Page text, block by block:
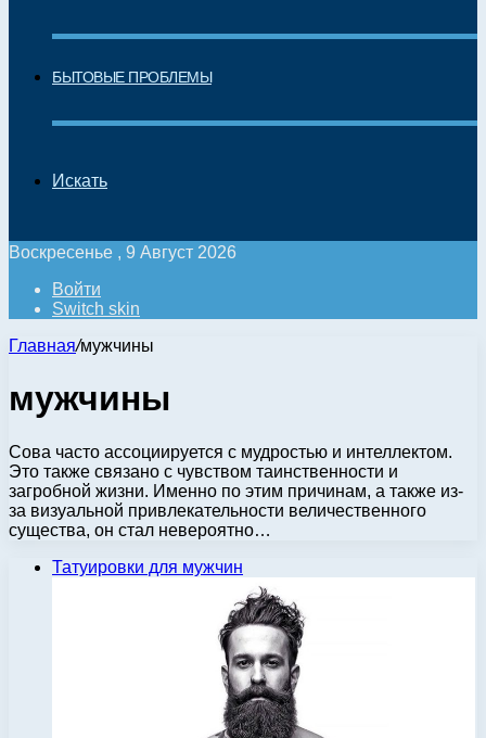
БЫТОВЫЕ ПРОБЛЕМЫ
Искать
Воскресенье , 9 Август 2026
Войти
Switch skin
Главная/мужчины
мужчины
Сова часто ассоциируется с мудростью и интеллектом.
Это также связано с чувством таинственности и
загробной жизни. Именно по этим причинам, а также из-
за визуальной привлекательности величественного
существа, он стал невероятно…
Татуировки для мужчин